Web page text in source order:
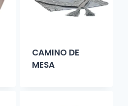
CAMINO DE
MESA